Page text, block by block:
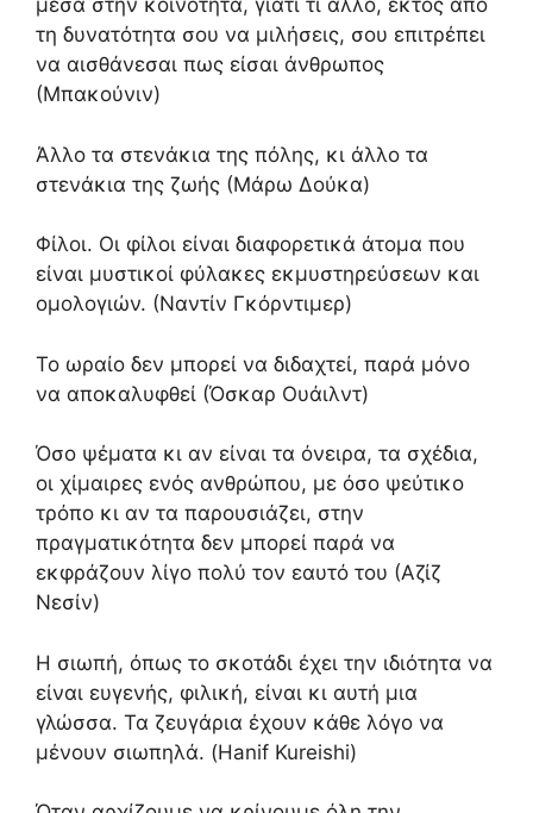
μέσα στην κοινότητα, γιατί τι άλλο, εκτός από
τη δυνατότητα σου να μιλήσεις, σου επιτρέπει
να αισθάνεσαι πως είσαι άνθρωπος
(Μπακούνιν)
Άλλο τα στενάκια της πόλης, κι άλλο τα
στενάκια της ζωής (Μάρω Δούκα)
Φίλοι. Οι φίλοι είναι διαφορετικά άτομα που
είναι μυστικοί φύλακες εκμυστηρεύσεων και
ομολογιών. (Ναντίν Γκόρντιμερ)
Το ωραίο δεν μπορεί να διδαχτεί, παρά μόνο
να αποκαλυφθεί (Όσκαρ Ουάιλντ)
Όσο ψέματα κι αν είναι τα όνειρα, τα σχέδια,
οι χίμαιρες ενός ανθρώπου, με όσο ψεύτικο
τρόπο κι αν τα παρουσιάζει, στην
πραγματικότητα δεν μπορεί παρά να
εκφράζουν λίγο πολύ τον εαυτό του (Αζίζ
Νεσίν)
Η σιωπή, όπως το σκοτάδι έχει την ιδιότητα να
είναι ευγενής, φιλική, είναι κι αυτή μια
γλώσσα. Τα ζευγάρια έχουν κάθε λόγο να
μένουν σιωπηλά. (Hanif Kureishi)